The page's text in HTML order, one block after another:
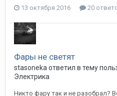
13 октября 2016 20
Фары не светят
stasoneka ответил в тему
Электрика
Никто фару так и не разобрал?